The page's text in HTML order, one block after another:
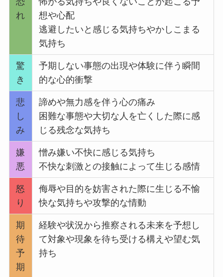
れ
想や心配
逃避したいと感じる気持ちやかしこまる
気持ち
驚
き
予期しない事態の出現や体験に伴う瞬間
的な心的衝撃
悲
し
み
諦めや無力感を伴う心の痛み
困難な事態や大切な人を亡くした際に感
じる残念な気持ち
嫌
悪
憎み嫌い不快に感じる気持ち
不快な刺激との接触によって生じる感情
怒
り
侮辱や目的を妨害された際に生じる不愉
快な気持ちや攻撃的な情動
期
待
予
期
経験や状況から推察される未来を予想し
て対象や現象を待ち受ける構えや望む気
持ち